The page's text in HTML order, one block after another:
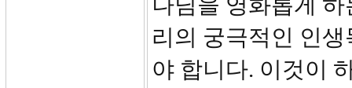
리의 궁극적인 인
야 합니다. 이것이